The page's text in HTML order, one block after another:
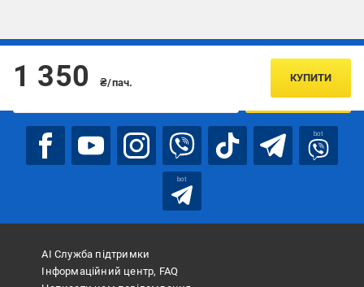
1 350 ₴/пач. КУПИТИ
Підписуйтесь, щоб дізнаватись першим про акції та пропозиції
ПІДПИСАТИСЯ
bot
bot
АІ Служба підтримки
Інформаційний центр, FAQ